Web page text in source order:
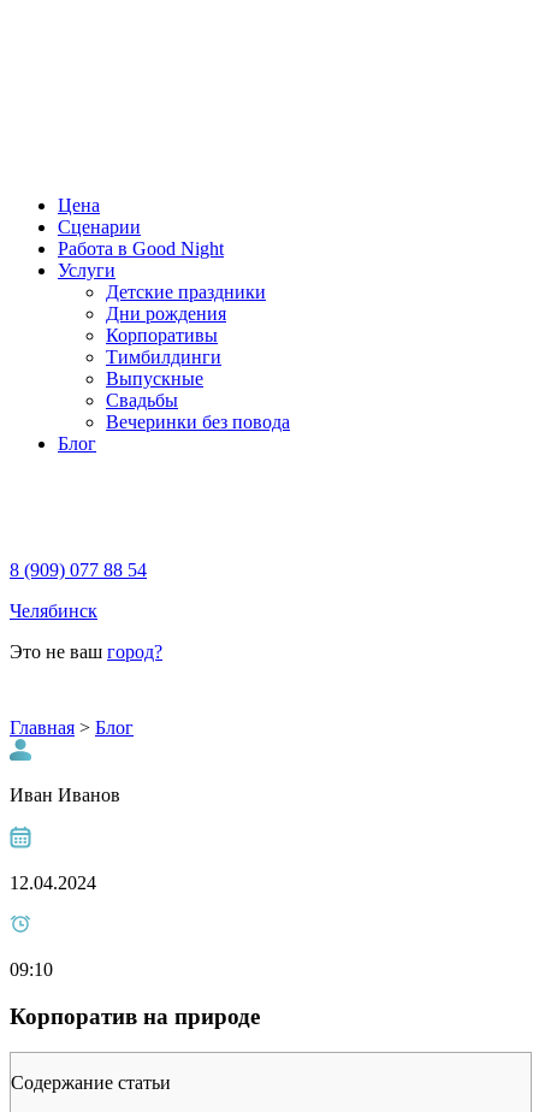
Цена
Сценарии
Работа в Good Night
Услуги
Детские праздники
Дни рождения
Корпоративы
Тимбилдинги
Выпускные
Свадьбы
Вечеринки без повода
Блог
8 (909) 077 88 54
Челябинск
Это не ваш город?
Главная > Блог
Иван Иванов
12.04.2024
09:10
Корпоратив на природе
Содержание статьи